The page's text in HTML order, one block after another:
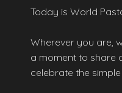
Today is World
Wherever you are,
a moment to share
celebrate the